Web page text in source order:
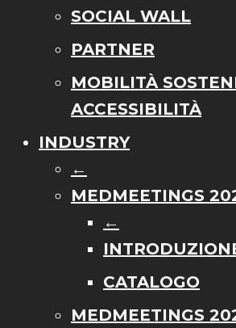
SOCIAL WALL
PARTNER
MOBILITÀ
ACCESSIBILITÀ
INDUSTRY
←
MEDMEETINGS
←
CATALOGO
MEDMEETINGS